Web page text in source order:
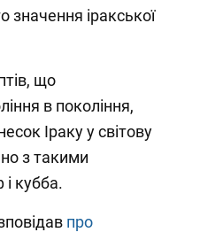
значення іракської
що
в покоління,
Іраку у світову
з такими
кубба.
про